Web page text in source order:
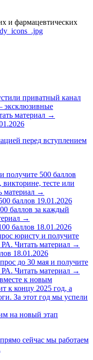
и фармацевтических
приватный канал
эксклюзивные
материал →
перед вступлением
получите 500 баллов
викторине, тесте или
материал →
баллов 19.01.2026
баллов за каждый
→
баллов 18.01.2026
юристу и получите
РА. Читать материал →
18.01.2026
до 30 мая и получите
РА. Читать материал →
к новым
к концу 2025 год, а
За этот год мы успели
на новый этап
сейчас мы работаем